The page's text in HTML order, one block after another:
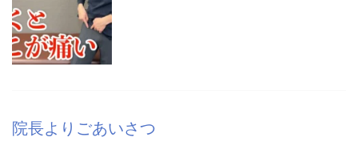
院長よりごあいさつ